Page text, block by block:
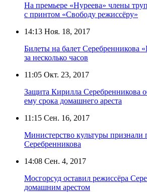
На премьере «Нуреева» члены
с принтом «Свободу режиссёру»
14:13 Ноя. 18, 2017
Билеты на балет Серебренникова
за несколько часов
11:05 Окт. 23, 2017
Защита Кирилла Серебренникова
ему срока домашнего ареста
11:15 Сен. 16, 2017
Министерство культуры
Серебренникова
14:08 Сен. 4, 2017
Мосгорсуд оставил режиссёра
домашним арестом